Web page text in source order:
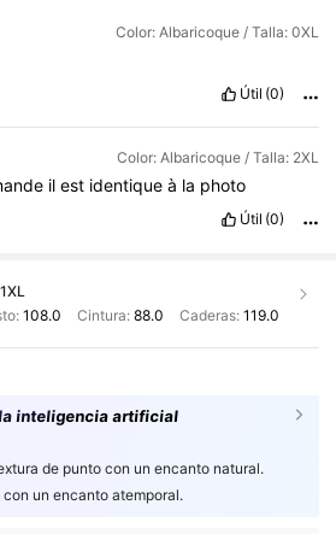
Color: Albaricoque / Talla: 0XL
Útil (0)
Color: Albaricoque / Talla: 2XL
ilest identiqueà la photo
Útil (0)
1XL
108.0 Cintura: 88.0 Caderas: 119.0
inteligencia artificial
de punto con un encanto natural.
con un encanto atemporal.